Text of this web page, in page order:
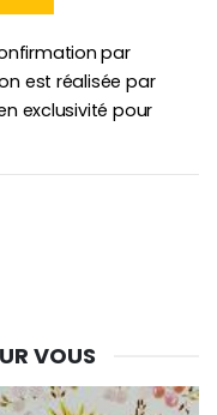
€23.00
par
est réalisée par
exclusivité pour
VOUS